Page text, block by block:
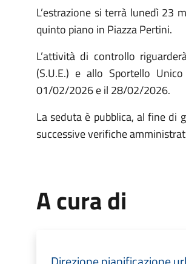
L’estrazione si terrà lunedì 23
quinto piano in Piazza Pertini.
L’attività di controllo
(S.U.E.) e allo Sportello
01/02/2026 e il 28/02/2026.
La seduta è pubblica, al fine di
successive verifiche
A cura di